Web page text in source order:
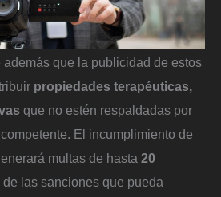
que la publicidad de estos
propiedades terapéuticas,
que no estén respaldadas por
El incumplimiento de
multas de hasta 20
las sanciones que pueda